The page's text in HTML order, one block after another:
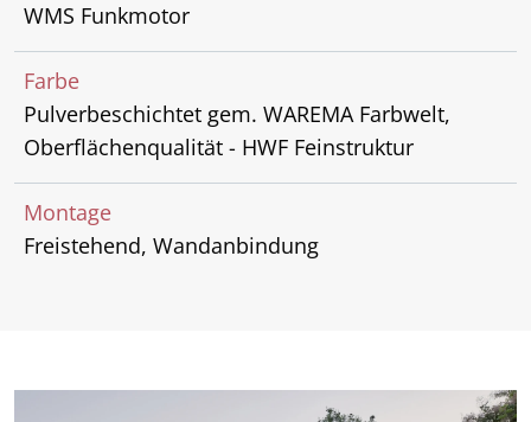
WMS Funkmotor
Farbe
Pulverbeschichtet gem. WAREMA Farbwelt,
Oberflächenqualität - HWF Feinstruktur
Montage
Freistehend, Wandanbindung